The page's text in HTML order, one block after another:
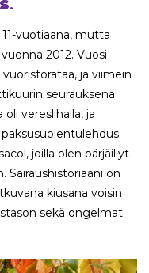
vuotiaana, mutta
2012. Vuosi
ja viimein
seurauksena
vereslihalla, ja
joilla olen pärjäillyt
on
kiusana voisin
sekä ongelmat